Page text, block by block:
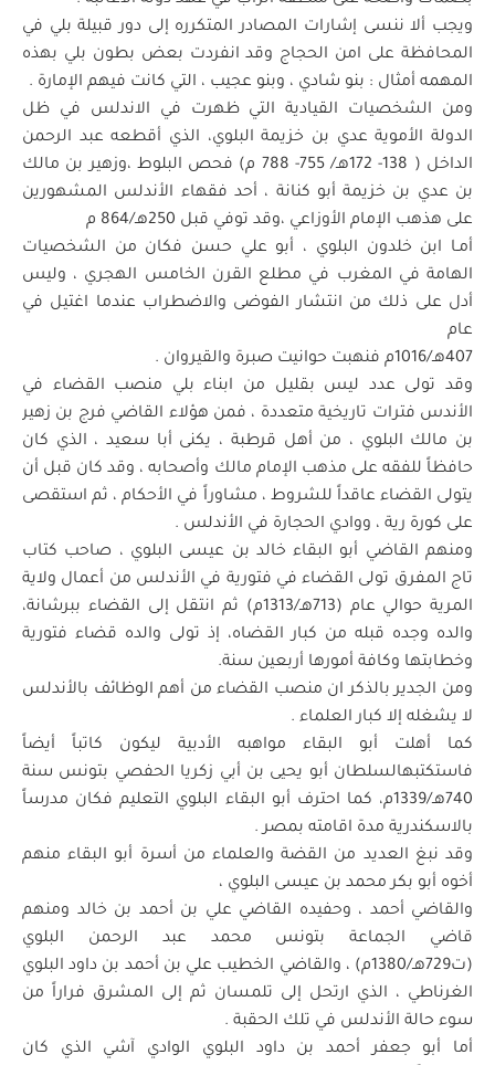
ويجب ألا ننسى إشارات المصادر المتكرره إلى دور قبيلة بلي في
المحافظة على امن الحجاج وقد انفردت بعض بطون بلي بهذه
المهمه أمثال : بنو شادي ، وبنو عجيب ، التي كانت فيهم الإمارة .
ومن الشخصيات القيادية التي ظهرت في الاندلس في ظل
الدولة الأموية عدي بن خزيمة البلوي، الذي أقطعه عبد الرحمن
الداخل ( 138- 172هـ/ 755- 788 م) فحص البلوط ،وزهير بن مالك
بن عدي بن خزيمة أبو كنانة ، أحد فقهاء الأندلس المشهورين
على هذهب الإمام الأوزاعي ،وقد توفي قبل 250هـ/864 م
أمـا ابن خلدون البلوي ، أبو علي حسن فكان من الشخصيات
الهامة في المغرب في مطلع القرن الخامس الهجري ، وليس
أدل على ذلك من انتشار الفوضى والاضطراب عندما اغتيل في
عام
407هـ/1016م فنهبت حوانيت صبرة والقيروان .
وقد تولى عدد ليس بقليل من ابناء بلي منصب القضاء في
الأندس فترات تاريخية متعددة ، فمن هؤلاء القاضي فرج بن زهير
بن مالك البلوي ، من أهل قرطبة ، يكنى أبا سعيد ، الذي كان
حافظاً للفقه على مذهب الإمام مالك وأصحابه ، وقد كان قبل أن
يتولى القضاء عاقداً للشروط ، مشاوراً في الأحكام ، ثم استقصى
على كورة رية ، ووادي الحجارة في الأندلس .
ومنهم القاضي أبو البقاء خالد بن عيسى البلوي ، صاحب كتاب
تاج المفرق تولى القضاء في فتورية في الأندلس من أعمال ولاية
المرية حوالي عام (713هـ/1313م) ثم انتقل إلى القضاء ببرشانة،
والده وجده قبله من كبار القضاه، إذ تولى والده قضاء فتورية
وخطابتها وكافة أمورها أربعين سنة.
ومن الجدير بالذكر ان منصب القضاء من أهم الوظائف بالأندلس
لا يشغله إلا كبار العلماء .
كما أهلت أبو البقاء مواهبه الأدبية ليكون كاتباً أيضاً
فاستكتبهالسلطان أبو يحيى بن أبي زكريا الحفصي بتونس سنة
740هـ/1339م، كما احترف أبو البقاء البلوي التعليم فكان مدرساً
بالاسكندرية مدة اقامته بمصر .
وقد نبغ العديد من القضة والعلماء من أسرة أبو البقاء منهم
أخوه أبو بكر محمد بن عيسى البلوي ،
والقاضي أحمد ، وحفيده القاضي علي بن أحمد بن خالد ومنهم
قاضي الجماعة بتونس محمد عبد الرحمن البلوي
(ت729هـ/1380م) ، والقاضي الخطيب علي بن أحمد بن داود البلوي
الغرناطي ، الذي ارتحل إلى تلمسان ثم إلى المشرق فراراً من
سوء حالة الأندلس في تلك الحقبة .
أما أبو جعفر أحمد بن داود البلوي الوادي آشي الذي كان